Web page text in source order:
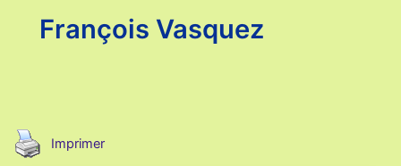
François Vasquez
Imprimer